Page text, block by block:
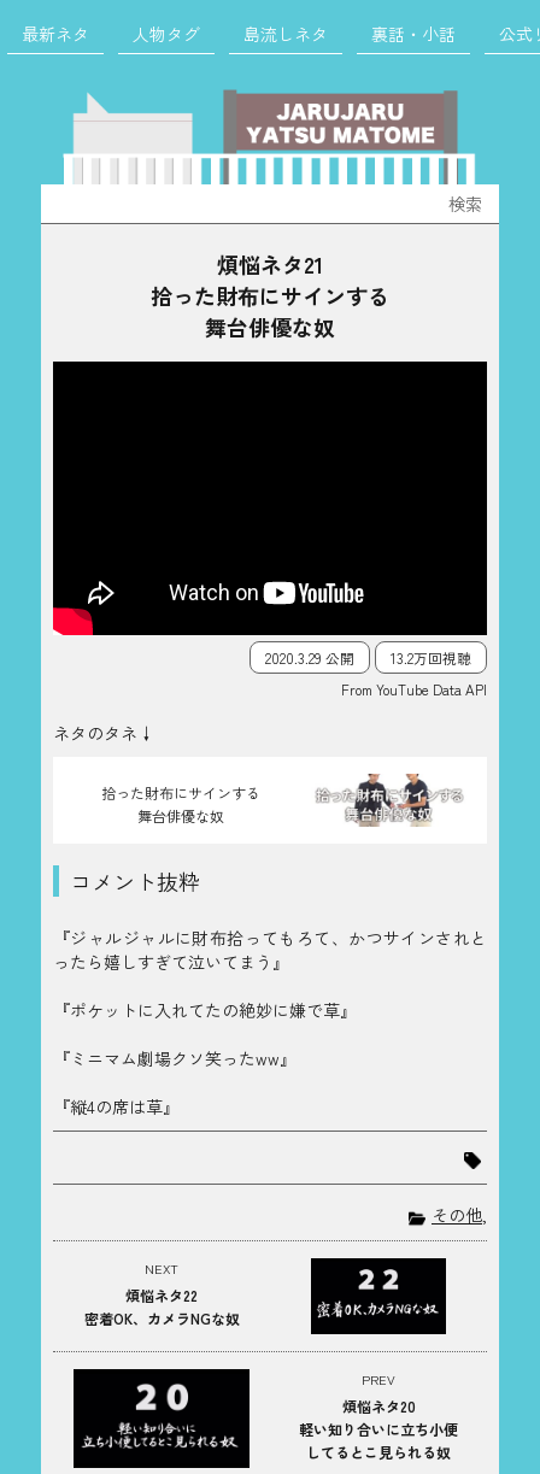
最新ネタ 人物タグ 島流しネタ 裏話・小話 公式
索:
煩悩ネタ21
拾った財布にサインする
舞台俳優な奴
2020.3.29 公開
13.2万回視聴
From YouTube Data API
ネタのタネ↓
拾った財布にサインする
舞台俳優な奴
コメント抜粋
『ジャルジャルに財布拾ってもろて、かつサインされと
ったら嬉しすぎて泣いてまう』
『ポケットに入れてたの絶妙に嫌で草』
『ミニマム劇場クソ笑ったww』
『縦4の席は草』
その他,
PREV
煩悩ネタ20
軽い知り合いに立ち小便
してるとこ見られる奴
NEXT
煩悩ネタ22
密着OK、カメラNGな奴